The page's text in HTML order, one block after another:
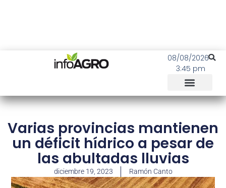
08/08/2026
3:45 pm
Varias provincias mantienen
un déficit hídrico a pesar de
las abultadas lluvias
diciembre 19, 2023 Ramón Canto